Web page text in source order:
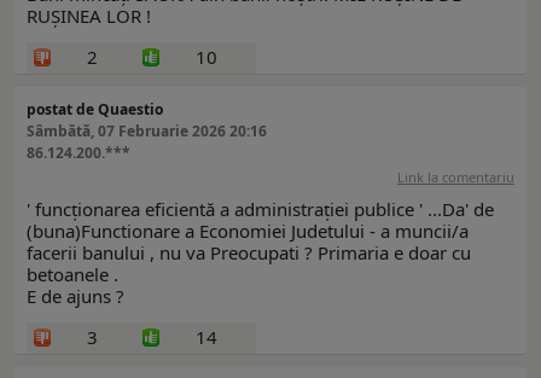
RUȘINEA LOR !
2
10
postat de Quaestio
Sâmbătă, 07 Februarie 2026 20:16
86.124.200.***
Link la comentariu
' funcționarea eficientă a administrației publice ' ...Da' de
(buna)Functionare a Economiei Judetului - a muncii/a
facerii banului , nu va Preocupati ? Primaria e doar cu
betoanele .
E de ajuns ?
3
14